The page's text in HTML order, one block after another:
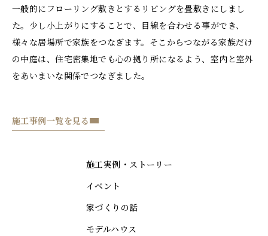
一般的にフローリング敷きとするリビングを畳敷きにしまし
た。少し小上がりにすることで、目線を合わせる事ができ、
様々な居場所で家族をつなぎます。そこからつながる家族だけ
の中庭は、住宅密集地でも心の拠り所になるよう、室内と室外
をあいまいな関係でつなぎました。
施工事例一覧を見る
施工実例・ストーリー
イベント
家づくりの話
モデルハウス